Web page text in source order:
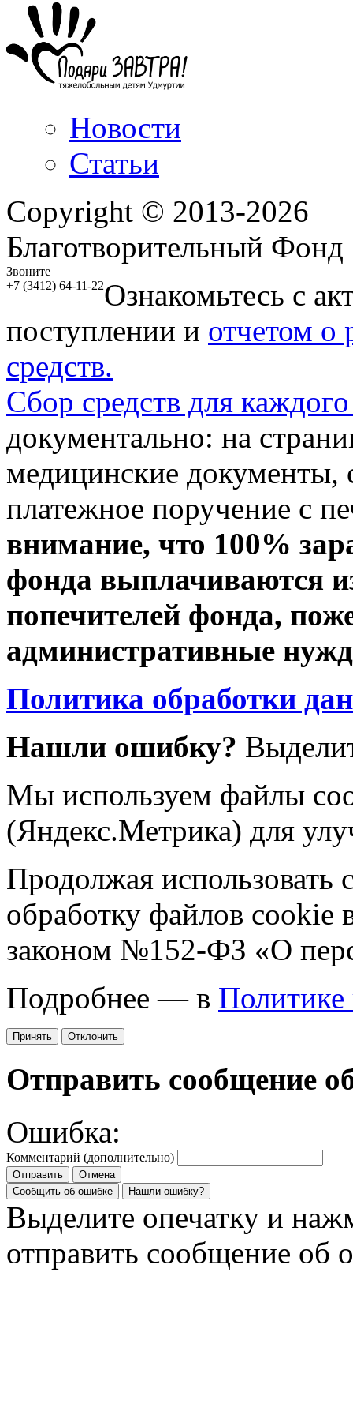
Новости
Статьи
Copyright © 2013-2026
Благотворительный
Звоните
+7 (3412) 64-11-22Ознакомьтесь с
поступлении и отчетом о
средств.
Сбор средств для
документально: на
медицинские документы,
платежное поручение с
внимание, что 100%
фонда выплачиваются
попечителей фонда,
административные
Политика обработки
Нашли ошибку?
Мы используем файлы
(Яндекс.Метрика) для
Продолжая использовать
обработку файлов cookie
законом №152-ФЗ «О
Подробнее — в Политике
Принять Отклонить
Отправить сообщение
Ошибка:
Комментарий (дополнительно)
Отправить
Отмена
Сообщить об ошибке
Нашли ошибку?
Выделите опечатку и
отправить сообщение об